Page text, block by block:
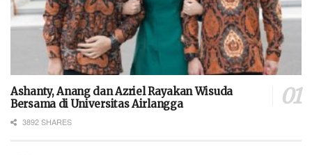
Ashanty, Anang dan Azriel Rayakan Wisuda
Bersama di Universitas Airlangga
3892 SHARES